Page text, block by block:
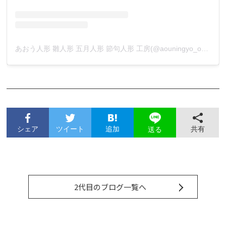
あおう人形 雛人形 五月人形 節句人形 工房(@aouningyo_okazaki_aichi)がシェアした投稿
シェア ツイート 追加 送る 共有
2代目のブログ一覧へ